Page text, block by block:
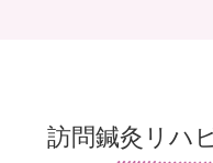
訪問鍼灸リハ
鍼灸リハビリマッ